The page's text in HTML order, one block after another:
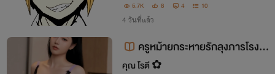
5.7K 8 4 10
4 วันที่แล้ว
ครูหม้ายกระหายรักลุงภารโรง แ
ซ่บสะเด่า
คุณ โรตี ✿